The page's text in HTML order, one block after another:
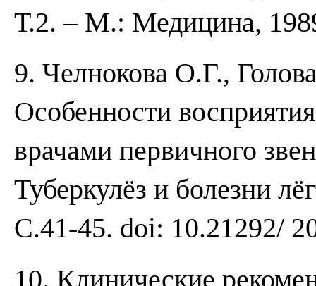
Т.2. – М.: Медицина,
9. Челнокова О.Г.,
Особенности
врачами первичного
Туберкулёз и болезни
С.41-45. doi: 10.21292/
10. Клинические